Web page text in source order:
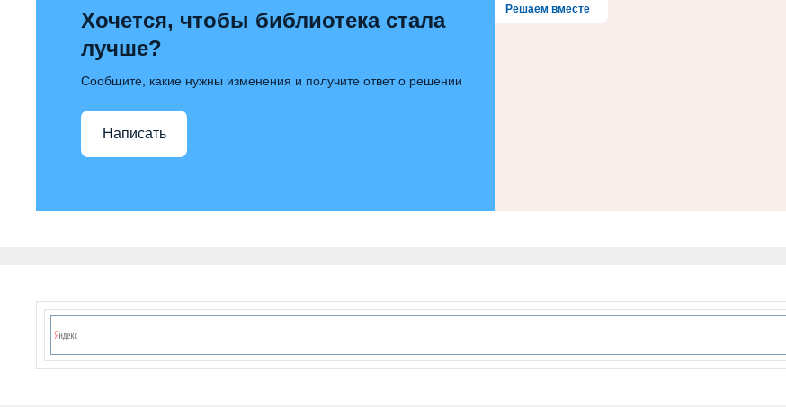
Решаем вместе
Хочется, чтобы библиотека стала
лучше?
Сообщите, какие нужны изменения и получите ответ о решении
Написать